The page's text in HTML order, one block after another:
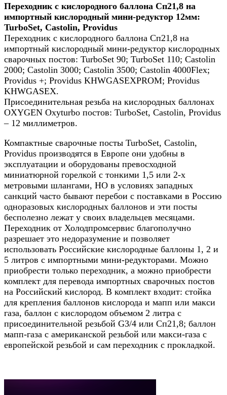
Переходник с кислородного баллона Сп21,8 на
импортный кислородный мини-редуктор 12мм:
TurboSet, Castolin, Providus
Переходник с кислородного баллона Сп21,8 на
импортный кислородный мини-редуктор кислородных
сварочных постов: TurboSet 90; TurboSet 110; Castolin
2000; Castolin 3000; Castolin 3500; Castolin 4000Flex;
Providus +; Providus KHWGASEXPROM; Providus
KHWGASEX.
Присоединительная резьба на кислородных баллонах
OXYGEN Oxyturbo постов: TurboSet, Castolin, Providus
– 12 миллиметров.
Компактные сварочные посты TurboSet, Castolin,
Providus производятся в Европе они удобны в
эксплуатации и оборудованы превосходной
миниатюрной горелкой с тонкими 1,5 или 2-х
метровыми шлангами, НО в условиях западных
санкций часто бывают перебои с поставками в Россию
одноразовых кислородных баллонов и эти посты
бесполезно лежат у своих владельцев месяцами.
Переходник от Холодпромсервис благополучно
разрешает это недоразумение и позволяет
использовать Российские кислородные баллоны 1, 2 и
5 литров с импортными мини-редукторами. Можно
приобрести только переходник, а можно приобрести
комплект для перевода импортных сварочных постов
на Российский кислород. В комплект входит: стойка
для крепления баллонов кислорода и мапп или макси
газа, баллон с кислородом объемом 2 литра с
присоединительной резьбой G3/4 или Сп21,8; баллон
мапп-газа с американской резьбой или макси-газа с
европейской резьбой и сам переходник с прокладкой.